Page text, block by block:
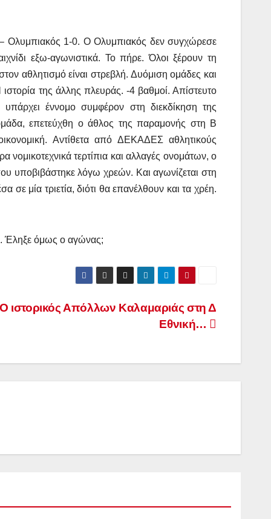
Ολυμπιακός 1-0. Ο Ολυμπιακός δεν συγχώρεσε
εξω-αγωνιστικά. Το πήρε. Όλοι ξέρουν τη
αθλητισμό είναι στρεβλή. Δυόμιση ομάδες και
της άλλης πλευράς. -4 βαθμοί. Απίστευτο
έννομο συμφέρον στη διεκδίκηση της
επετεύχθη ο άθλος της παραμονής στη Β
Αντίθετα από ΔΕΚΑΔΕΣ αθλητικούς
τερτίπια και αλλαγές ονομάτων, ο
υποβιβάστηκε λόγω χρεών. Και αγωνίζεται στη
μία τριετία, διότι θα επανέλθουν και τα χρέη.
Έληξε όμως ο αγώνας;
Ο ιστορικός Απόλλων Καλαμαριάς στη Δ
Εθνική…